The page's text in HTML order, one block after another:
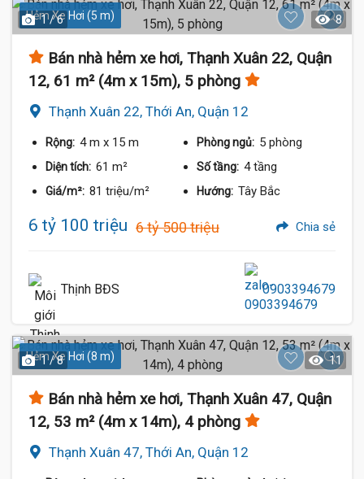
Hẻm Xe Hơi (5 m)
1 / 6 8
Bán nhà hẻm xe hơi, Thạnh Xuân 22, Quận
12, 61 m² (4m x 15m), 5 phòng
Thạnh Xuân 22, Thới An, Quận 12
Rộng: 4 m x 15 m Phòng ngủ: 5 phòng
Diện tích: 61 m² Số tầng: 4 tầng
Giá/m²: 81 triệu/m² Hướng: Tây Bắc
6 tỷ 100 triệu 6 tỷ 500 triệu Chia sẻ
Thịnh BĐS 0903394679
Hẻm Xe Hơi (8 m)
1 / 8 11
Bán nhà hẻm xe hơi, Thạnh Xuân 47, Quận
12, 53 m² (4m x 14m), 4 phòng
Thạnh Xuân 47, Thới An, Quận 12